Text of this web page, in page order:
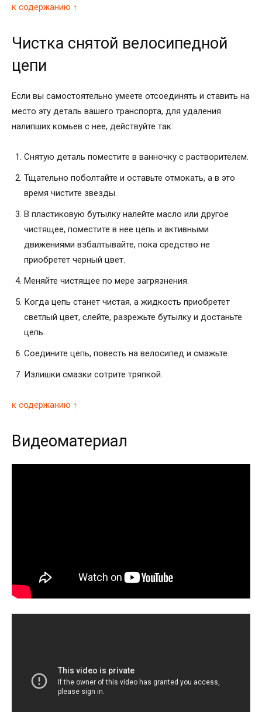
к содержанию ↑
Чистка снятой велосипедной
цепи
Если вы самостоятельно умеете отсоединять и ставить на
место эту деталь вашего транспорта, для удаления
налипших комьев с нее, действуйте так:
Снятую деталь поместите в ванночку с растворителем.
Тщательно поболтайте и оставьте отмокать, а в это
время чистите звезды.
В пластиковую бутылку налейте масло или другое
чистящее, поместите в нее цепь и активными
движениями взбалтывайте, пока средство не
приобретет черный цвет.
Меняйте чистящее по мере загрязнения.
Когда цепь станет чистая, а жидкость приобретет
светлый цвет, слейте, разрежьте бутылку и достаньте
цепь.
Соедините цепь, повесть на велосипед и смажьте.
Излишки смазки сотрите тряпкой.
к содержанию ↑
Видеоматериал